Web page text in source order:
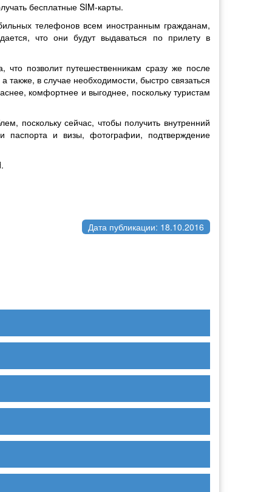
бесплатные SIM-карты.
телефонов всем иностранным гражданам,
что они будут выдаваться по прилету в
что позволит путешественникам сразу же после
также, в случае необходимости, быстро связаться
комфортнее и выгоднее, поскольку туристам
поскольку сейчас, чтобы получить внутренний
паспорта и визы, фотографии, подтверждение
Дата публикации: 18.10.2016